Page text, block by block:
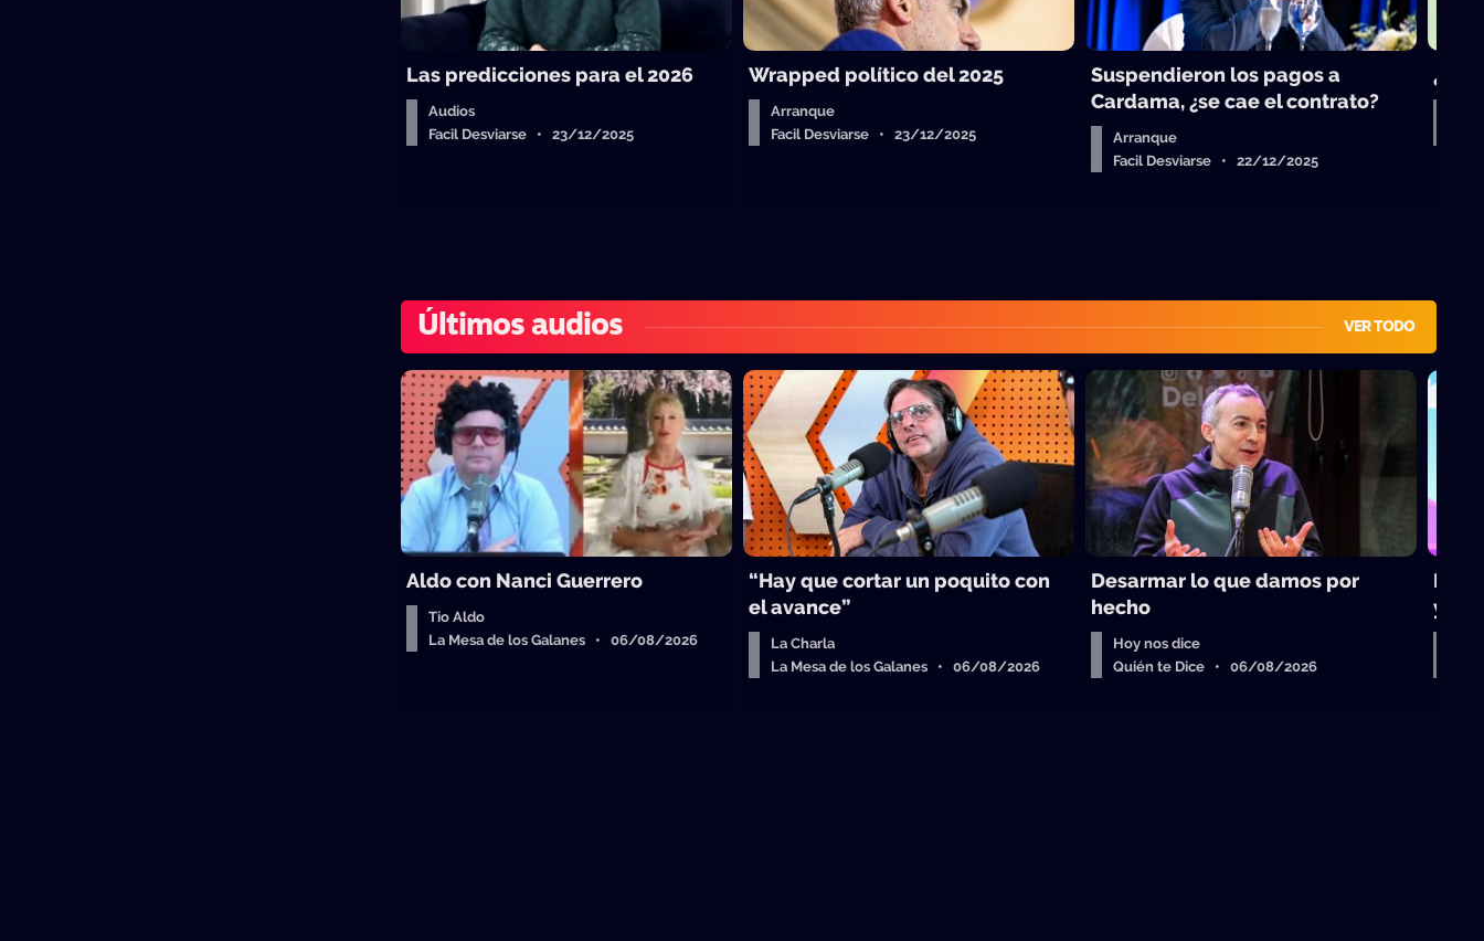
Las predicciones para el 2026
Audios
Facil Desviarse • 23/12/2025
Wrapped político del 2025
Arranque
Facil Desviarse • 23/12/2025
Suspendieron los pagos a
Cardama, ¿se cae el contrato?
Arranque
Facil Desviarse • 22/12/2025
Últimos audios VER TODO
Aldo con Nanci Guerrero
Tio Aldo
La Mesa de los Galanes • 06/08/2026
“Hay que cortar un poquito con
el avance”
La Charla
La Mesa de los Galanes • 06/08/2026
Desarmar lo que damos por
hecho
Hoy nos dice
Quién te Dice • 06/08/2026
Los
yoga